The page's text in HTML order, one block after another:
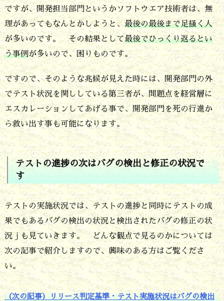
ス
ト
の
進
捗
の
次
は
バ
グ
の
出
と
修
正
の
状
ですが、開発担当部門というかソフトウエア技術者は、無
理があってもなんとかしようと、 最後の最後まで足掻く人
が多いのです。 その結果として最後でひっくり返るとい
う事例が多いので、困りものです。
ですので、そのような兆候が見えた時には、開発部門の外
でテスト状況を関ししている第三者が、問題点を経営層に
エスカレーションしてあげる事で、開発部門を死の行進か
ら救い出す事も可能になります。
テストの進捗の次はバグの検出と修正の状況で
す
テストの実施状況では、テストの進捗と同時にテストの成
果でもあるバグの検出の状況と検出されたバグの修正の状
況ｊも見ていきます。 どんな観点で見るのかについては
次の記事で紹介しますので、興味のある方はご覧くださ
い。
（次の記事）リリース判定基準・テスト実施状況はバグの検出